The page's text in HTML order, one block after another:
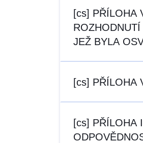
[cs] PŘÍLOHA
JEŽ BYLA
[cs] PŘÍLOHA
[cs] PŘÍLOHA